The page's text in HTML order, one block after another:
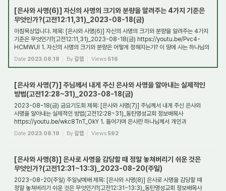
[은사와 사명(6)] 자신의 사명의 크기와 분량을 알려주는 4가지 기준은
무엇인가?(고전12:11,31)_2023-08-18(금)
아침묵상입니다. 제목: [은사와 사명(6)] 자신의 사명의 크기와 분량을 알려주는 4가지
기준은 무엇인가?(고전12:11,31)_2023-08-18(금) https://youtu.be/Pvc4-
HCMWUI 1. 자신의 사명의 크기와 분량은 어떻게 정해지는가? 이 땅에 사는 하나님의
자녀들의 사...
Date 2023.08.18 By갈렙 Views 516
[은사와 사명(7)] 주님께서 내게 주신 은사와 사명을 알아내는 실제적인
방법(고전12:28~31)_2023-08-18(금)
2023-08-18(금) 금요기도회 제목: [은사와 사명(7)] 주님께서 내게 주신 은사와
사명을 알아내는 실제적인 방법(고전12:28~31)_동탄명성교회 정보배목사
https://youtu.be/wkc8TnT_OkY 1. 들어가며 은사란 하나님께서 개인과
공동체에게 유익하게 쓰도록 주신 ...
Date 2023.08.19 By갈렙 Views 592
[은사와 사명(8)] 은사로 사명을 감당할 때 정말 놓쳐버리기 쉬운 것은
무엇인가?(고전12:31~13:3)_2023-08-20(주일)
2023-08-20(주일) 주일낮예배 제목: [은사와 사명(8)] 은사로 사명을 감당할 때
정말 놓쳐버리기 쉬운 것은 무엇인가?(고전12:31~13:3)_동탄명성교회 정보배목사